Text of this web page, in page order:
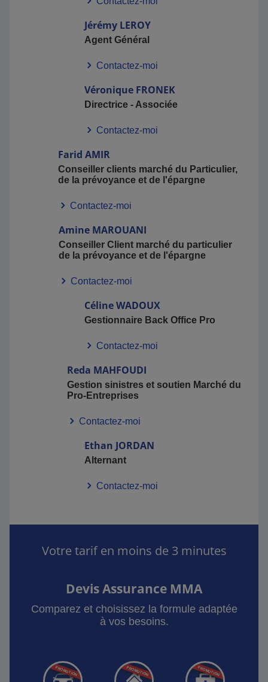
Jérémy LEROY
Agent Général
Contactez-moi
Véronique FRONEK
Directrice - Associée
Contactez-moi
Farid AMIR
Conseiller clients marché du Particulier,
de la prévoyance et de l'épargne
Contactez-moi
Amine MAROUANI
Conseiller Client marché du particulier
de la prévoyance et de l'épargne
Contactez-moi
CélineWADOUX
Gestionnaire Back Office Pro
Contactez-moi
Reda MAHFOUDI
Gestion sinistres et soutien Marché du
Pro-Entreprises
Contactez-moi
Ethan JORDAN
Alternant
Contactez-moi
Votre tarif en moins de 3 minutes
Devis Assurance MMA
Comparez et choisissez la formule adaptée
à vos besoins.